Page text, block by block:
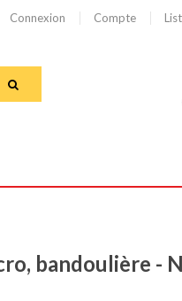
Connexion Compte
bandoulière -